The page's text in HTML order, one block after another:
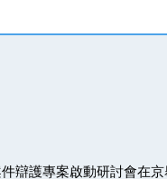
辯護專案啟動研討會在